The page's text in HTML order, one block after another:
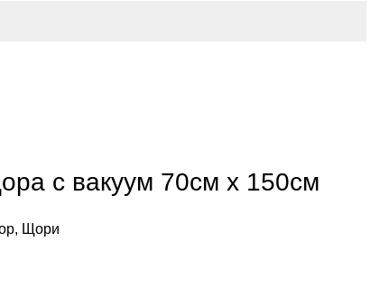
с вакуум 70см х 150см
, Щори